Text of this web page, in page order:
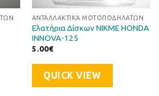
ΑΝΤΑΛΛΑΚΤΙΚΆ ΜΟΤΟΠΟΔΗΛΆΤΩΝ
Ελατήρια Δίσκων NIKME HONDA
INNOVA-125
5.00€
QUICK VIEW